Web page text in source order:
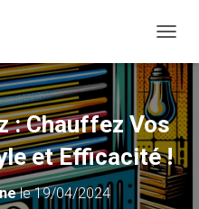
É
P
L
I
E
R
L
A
N
: Chauffez Vos
et Efficacité !
le19/04/2024